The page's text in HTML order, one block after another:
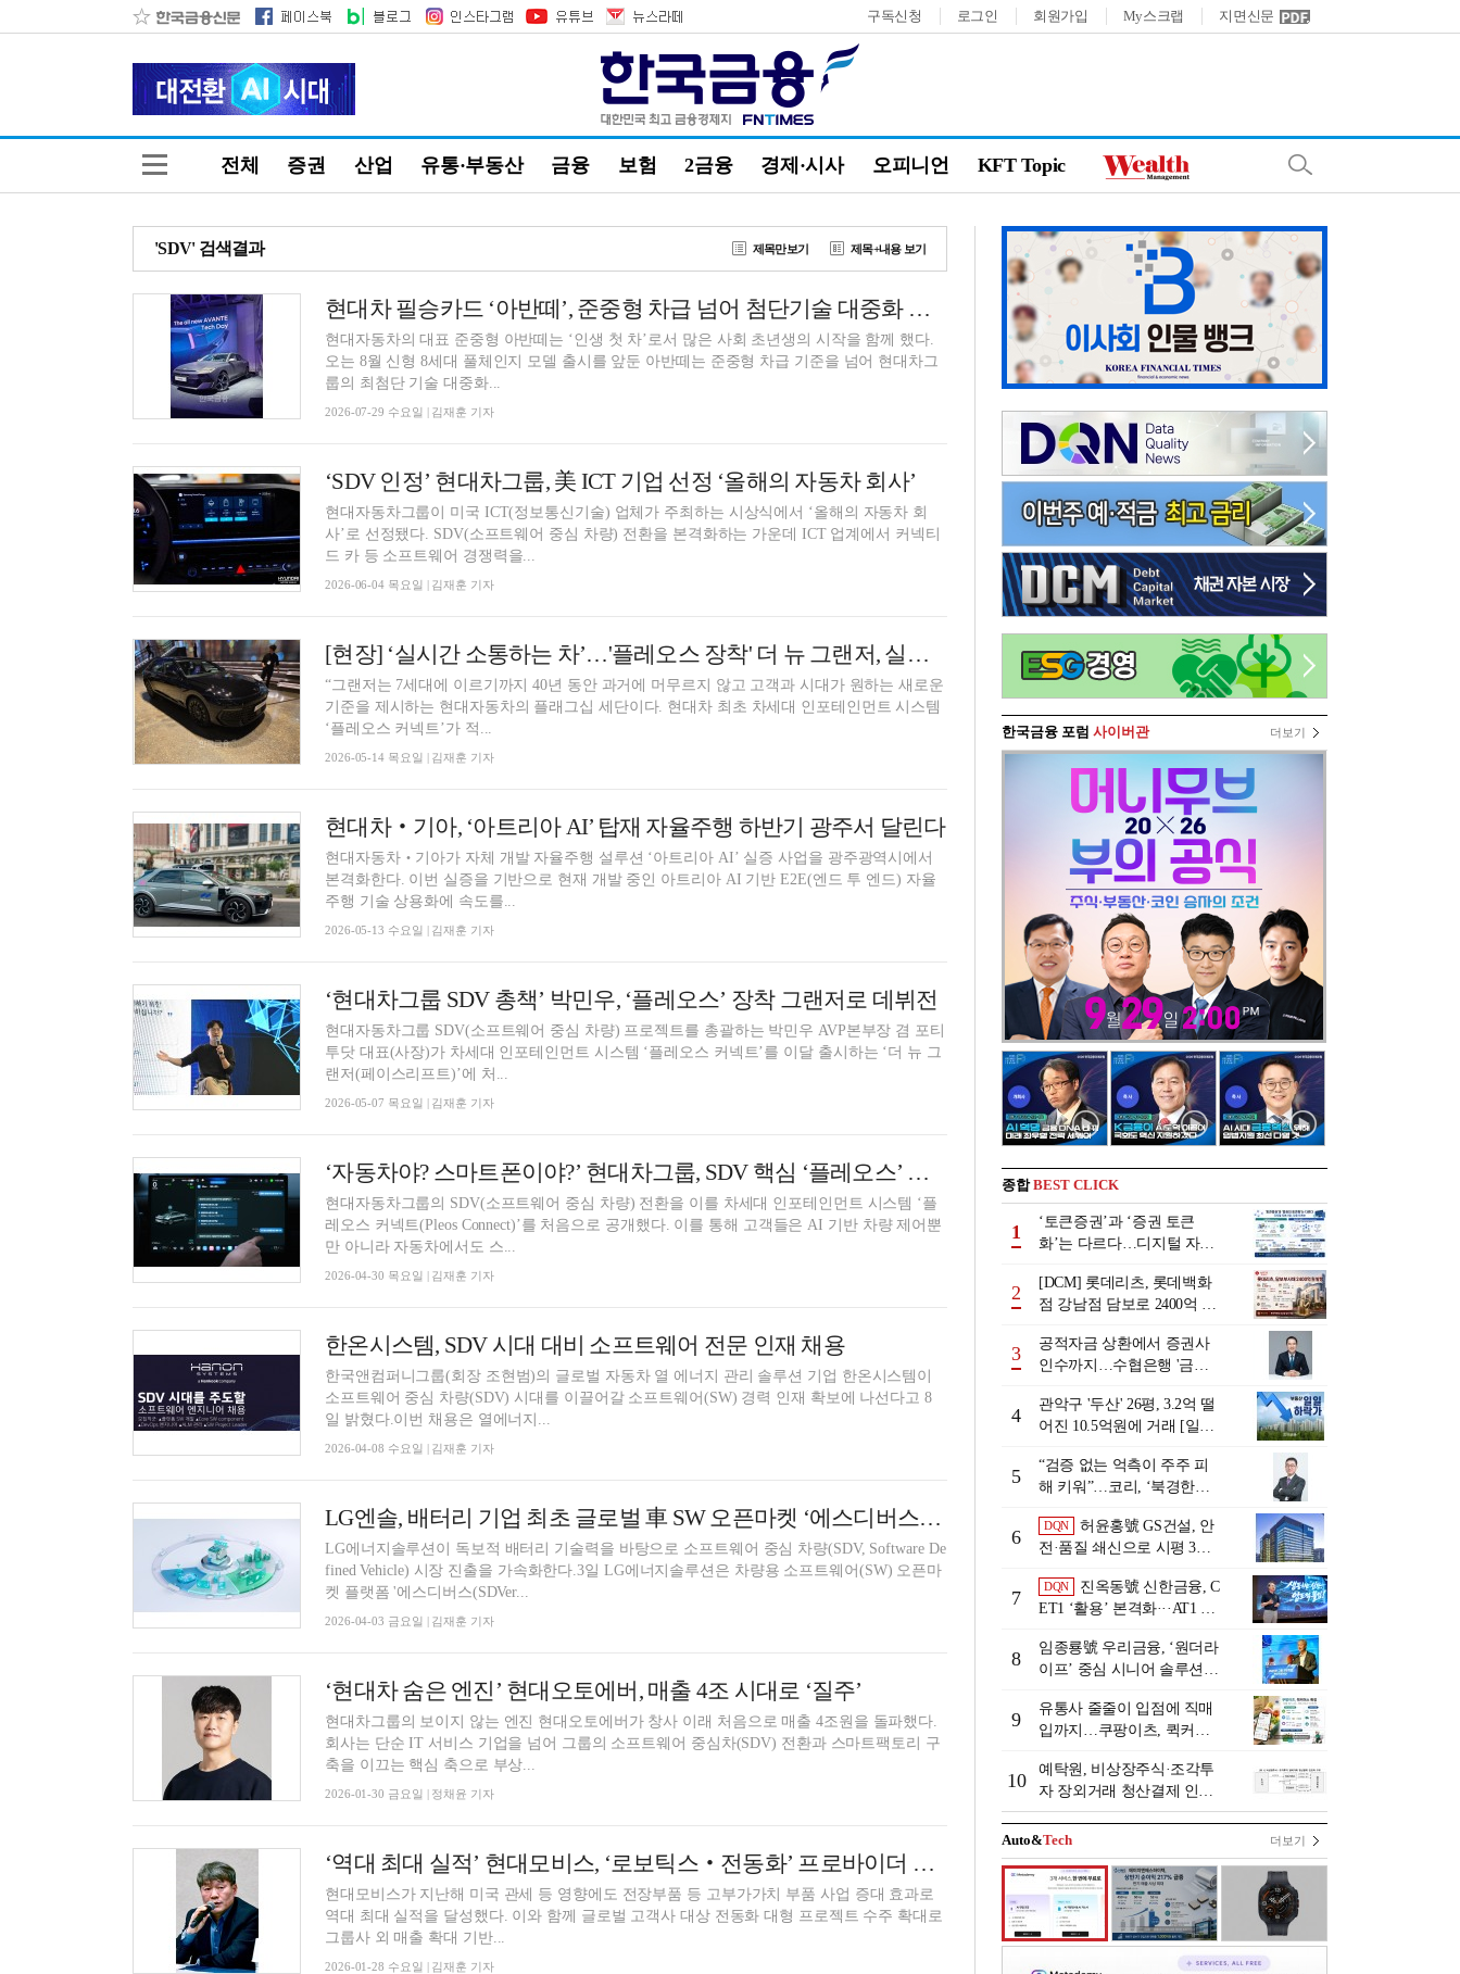
구독신청 로그인 회원가입 My스크랩 지면신문
전체 증권 산업 유통·부동산 금융 보험 2금융 경제·시사 오피니언 KFT Topic
'SDV' 검색결과 제목만보기 제목+내용 보기
현대차 필승카드 ‘아반떼’, 준중형 차급 넘어 첨단기술 대중화 실현
현대자동차의 대표 준중형 아반떼는 ‘인생 첫 차’로서 많은 사회 초년생의 시작을 함께 했다.
오는 8월 신형 8세대 풀체인지 모델 출시를 앞둔 아반떼는 준중형 차급 기준을 넘어 현대차그
룹의 최첨단 기술 대중화...
2026-07-29 수요일 | 김재훈 기자
‘SDV 인정’ 현대차그룹, 美 ICT 기업 선정 ‘올해의 자동차 회사’
현대자동차그룹이 미국 ICT(정보통신기술) 업체가 주최하는 시상식에서 ‘올해의 자동차 회
사’로 선정됐다. SDV(소프트웨어 중심 차량) 전환을 본격화하는 가운데 ICT 업계에서 커넥티
드 카 등 소프트웨어 경쟁력을...
2026-06-04 목요일 | 김재훈 기자
[현장] ‘실시간 소통하는 차’…'플레오스 장착' 더 뉴 그랜저, 실제로 보니
“그랜저는 7세대에 이르기까지 40년 동안 과거에 머무르지 않고 고객과 시대가 원하는 새로운
기준을 제시하는 현대자동차의 플래그십 세단이다. 현대차 최초 차세대 인포테인먼트 시스템
‘플레오스 커넥트’가 적...
2026-05-14 목요일 | 김재훈 기자
현대차‧기아, ‘아트리아 AI’ 탑재 자율주행 하반기 광주서 달린다
현대자동차‧기아가 자체 개발 자율주행 설루션 ‘아트리아 AI’ 실증 사업을 광주광역시에서
본격화한다. 이번 실증을 기반으로 현재 개발 중인 아트리아 AI 기반 E2E(엔드 투 엔드) 자율
주행 기술 상용화에 속도를...
2026-05-13 수요일 | 김재훈 기자
‘현대차그룹 SDV 총책’ 박민우, ‘플레오스’ 장착 그랜저로 데뷔전
현대자동차그룹 SDV(소프트웨어 중심 차량) 프로젝트를 총괄하는 박민우 AVP본부장 겸 포티
투닷 대표(사장)가 차세대 인포테인먼트 시스템 ‘플레오스 커넥트’를 이달 출시하는 ‘더 뉴 그
랜저(페이스리프트)’에 처...
2026-05-07 목요일 | 김재훈 기자
‘자동차야? 스마트폰이야?’ 현대차그룹, SDV 핵심 ‘플레오스’ 첫 공개
현대자동차그룹의 SDV(소프트웨어 중심 차량) 전환을 이를 차세대 인포테인먼트 시스템 ‘플
레오스 커넥트(Pleos Connect)’를 처음으로 공개했다. 이를 통해 고객들은 AI 기반 차량 제어뿐
만 아니라 자동차에서도 스...
2026-04-30 목요일 | 김재훈 기자
한온시스템, SDV 시대 대비 소프트웨어 전문 인재 채용
한국앤컴퍼니그룹(회장 조현범)의 글로벌 자동차 열 에너지 관리 솔루션 기업 한온시스템이
소프트웨어 중심 차량(SDV) 시대를 이끌어갈 소프트웨어(SW) 경력 인재 확보에 나선다고 8
일 밝혔다.이번 채용은 열에너지...
2026-04-08 수요일 | 김재훈 기자
LG엔솔, 배터리 기업 최초 글로벌 車 SW 오픈마켓 ‘에스디버스’ 합류
LG에너지솔루션이 독보적 배터리 기술력을 바탕으로 소프트웨어 중심 차량(SDV, Software De
fined Vehicle) 시장 진출을 가속화한다.3일 LG에너지솔루션은 차량용 소프트웨어(SW) 오픈마
켓 플랫폼 '에스디버스(SDVer...
2026-04-03 금요일 | 김재훈 기자
‘현대차 숨은 엔진’ 현대오토에버, 매출 4조 시대로 ‘질주’
현대차그룹의 보이지 않는 엔진 현대오토에버가 창사 이래 처음으로 매출 4조원을 돌파했다.
회사는 단순 IT 서비스 기업을 넘어 그룹의 소프트웨어 중심차(SDV) 전환과 스마트팩토리 구
축을 이끄는 핵심 축으로 부상...
2026-01-30 금요일 | 정채윤 기자
‘역대 최대 실적’ 현대모비스, ‘로보틱스‧전동화’ 프로바이더 도약 가속
현대모비스가 지난해 미국 관세 등 영향에도 전장부품 등 고부가가치 부품 사업 증대 효과로
역대 최대 실적을 달성했다. 이와 함께 글로벌 고객사 대상 전동화 대형 프로젝트 수주 확대로
그룹사 외 매출 확대 기반...
2026-01-28 수요일 | 김재훈 기자
한국금융 포럼 사이버관 더보기
종합BEST CLICK
1
‘토큰증권’과 ‘증권 토큰
화’는 다르다…디지털 자본
2
[DCM] 롯데리츠, 롯데백화
점 강남점 담보로 2400억 조
3
공적자금 상환에서 증권사
인수까지…수협은행 '금융
행 금융그룹의 꿈①]
4
관악구 '두산' 26평, 3.2억 떨
어진 10.5억원에 거래 [일일
5
“검증 없는 억측이 주주 피
해 키워”…코리, ‘북경한미
6
DQN
허윤홍號 GS건설, 안
전·품질 쇄신으로 시평 3위
7
DQN
진옥동號 신한금융, C
ET1 ‘활용’ 본격화···AT1 늘
view]
8
임종룡號 우리금융, ‘원더라
이프’ 중심 시니어 솔루션
[금융 시니어 비즈니스 돋보
기]
9
유통사 줄줄이 입점에 직매
입까지…쿠팡이츠, 퀵커머
10
예탁원, 비상장주식·조각투
자 장외거래 청산결제 인프
라 구축 착수
Auto&Tech 더보기